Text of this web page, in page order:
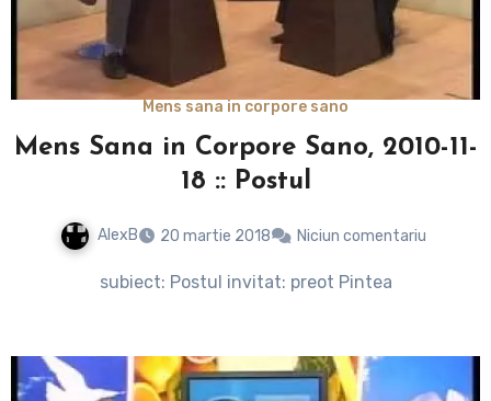
Mens sana in corpore sano
Mens Sana in Corpore Sano, 2010-11-
18 :: Postul
AlexB 20 martie 2018 Niciun comentariu
subiect: Postul invitat: preot Pintea